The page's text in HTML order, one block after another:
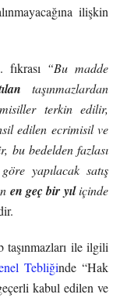
ilişkin
fıkrası “Bu madde
taşınmazlardan
terkin edilir,
edilen ecrimisil ve
bu bedelden fazlası
yapılacak satış
en geç bir yıliçinde
taşınmazları ile ilgili
Tebliğinde “Hak
kabul edilen ve